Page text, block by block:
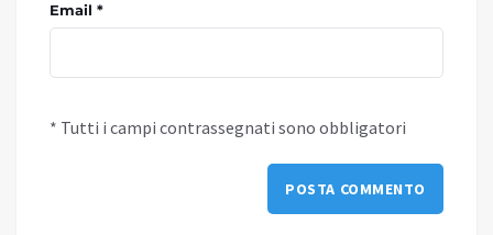
Email *
* Tutti i campi contrassegnati sono obbligatori